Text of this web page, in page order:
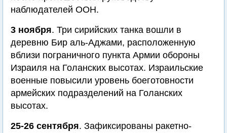
наблюдателей ООН.
3 ноября. Три сирийских танка вошли в
деревню Бир аль-Аджами, расположенную
вблизи пограничного пункта Армии обороны
Израиля на Голанских высотах. Израильские
военные повысили уровень боеготовности
армейских подразделений на Голанских
высотах.
25-26 сентября. Зафиксированы ракетно-